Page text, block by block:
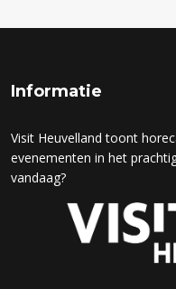
Informatie
Visit Heuvelland toont
evenementen in het
vandaag?